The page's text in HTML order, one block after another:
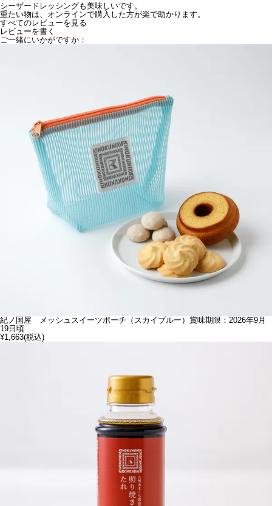
シーザードレッシングも美味しいです。
重たい物は、オンラインで購入した方が楽で助かります。
すべてのレビューを見る
レビューを書く
ご一緒にいかがですか：
紀ノ国屋 メッシュスイーツポーチ（スカイブルー）賞味期限：2026年9月
19日頃
¥1,663(税込)